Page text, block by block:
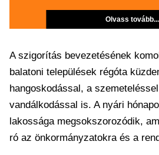
Olvass tovább...
A szigorítás bevezetésének
balatoni települések régóta
hangoskodással, a
vandálkodással is. A nyári
lakossága megsokszorozódik,
ró az önkormányzatokra és a